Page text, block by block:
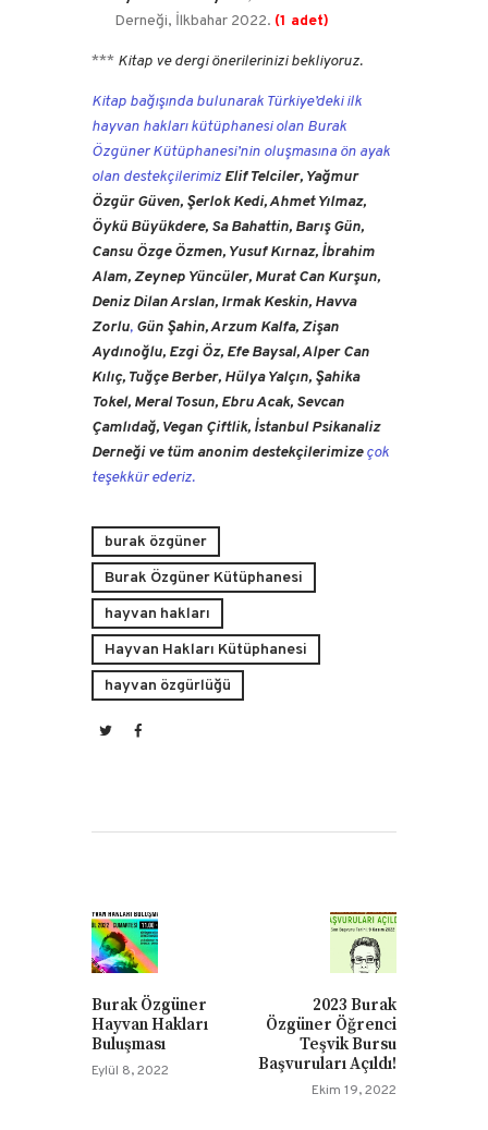
Derneği, İlkbahar 2022. (1 adet)
*** Kitap ve dergi önerilerinizi bekliyoruz.
Kitap bağışında bulunarak Türkiye’deki ilk
hayvan hakları kütüphanesi olan Burak
Özgüner Kütüphanesi’nin oluşmasına ön ayak
olan destekçilerimiz Elif Telciler, Yağmur
Özgür Güven, Şerlok Kedi, Ahmet Yılmaz,
Öykü Büyükdere, Sa Bahattin, Barış Gün,
Cansu Özge Özmen, Yusuf Kırnaz, İbrahim
Alam, Zeynep Yüncüler, Murat Can Kurşun,
Deniz Dilan Arslan, Irmak Keskin, Havva
Zorlu, Gün Şahin, Arzum Kalfa, Zişan
Aydınoğlu, Ezgi Öz, Efe Baysal, Alper Can
Kılıç, Tuğçe Berber, Hülya Yalçın, Şahika
Tokel, Meral Tosun, Ebru Acak, Sevcan
Çamlıdağ, Vegan Çiftlik, İstanbul Psikanaliz
Derneğive tüm anonim destekçilerimizeçok
teşekkür ederiz.
burak özgüner
Burak Özgüner Kütüphanesi
hayvan hakları
Hayvan Hakları Kütüphanesi
hayvan özgürlüğü
Previous
post:
Burak Özgüner
Hayvan Hakları
Buluşması
Eylül 8, 2022
2023 Burak
Özgüner Öğrenci
Teşvik Bursu
Başvuruları Açıldı!
Ekim 19, 2022